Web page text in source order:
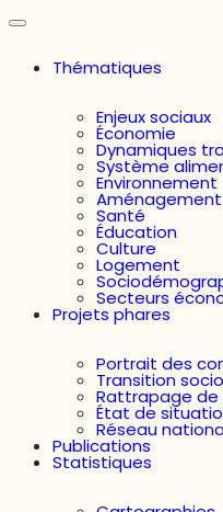
Thématiques
Enjeux sociaux
Économie
Dynamiques
Système
Environnement
Santé
Éducation
Culture
Logement
Secteurs
Projets phares
Portrait des
Transition
Rattrapage de
État de
Réseau
Publications
Statistiques